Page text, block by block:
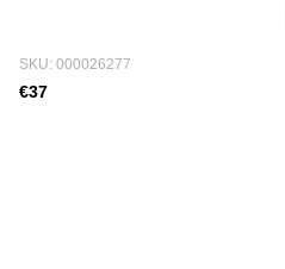
SKU: 000026277
€37